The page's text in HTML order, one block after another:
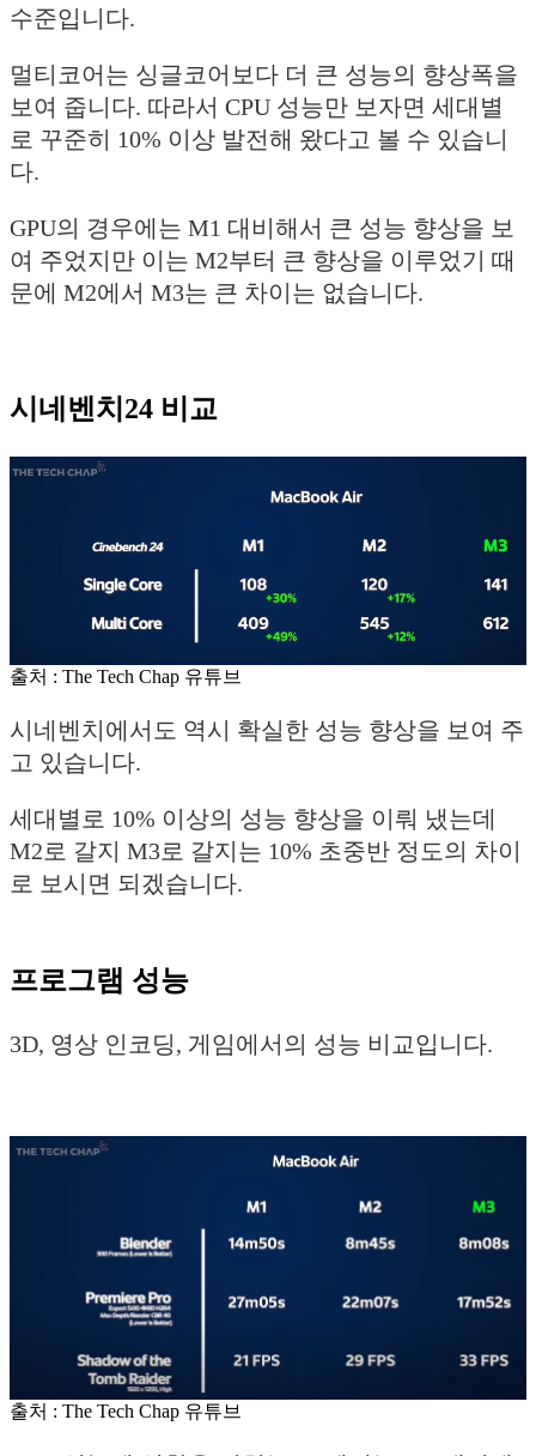
수준입니다.
멀티코어는 싱글코어보다 더 큰 성능의 향상폭을
보여 줍니다. 따라서 CPU 성능만 보자면 세대별
로 꾸준히 10% 이상 발전해 왔다고 볼 수 있습니
다.
GPU의 경우에는 M1 대비해서 큰 성능 향상을 보
여 주었지만 이는 M2부터 큰 향상을 이루었기 때
문에 M2에서 M3는 큰 차이는 없습니다.
시네벤치24 비교
출처 : The Tech Chap 유튜브
시네벤치에서도 역시 확실한 성능 향상을 보여 주
고 있습니다.
세대별로 10% 이상의 성능 향상을 이뤄 냈는데
M2로 갈지 M3로 갈지는 10% 초중반 정도의 차이
로 보시면 되겠습니다.
프로그램 성능
3D, 영상 인코딩, 게임에서의 성능 비교입니다.
출처 : The Tech Chap 유튜브